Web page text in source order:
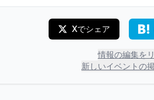
Xでシェア
情報の編集を
新しいイベントの